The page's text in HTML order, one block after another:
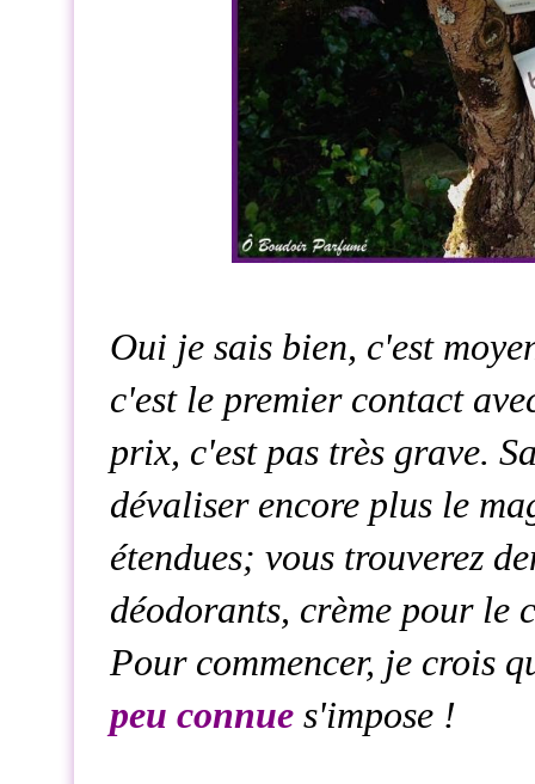
Oui je sais bien, c'est
c'est le premier contact
prix, c'est pas très grave.
dévaliser encore plus le
étendues; vous trouverez
déodorants, crème pour le
Pour commencer, je crois
peu connue s'impose !